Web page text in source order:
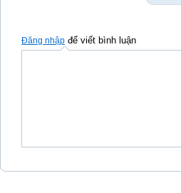
Đăng nhập để viết bình luận